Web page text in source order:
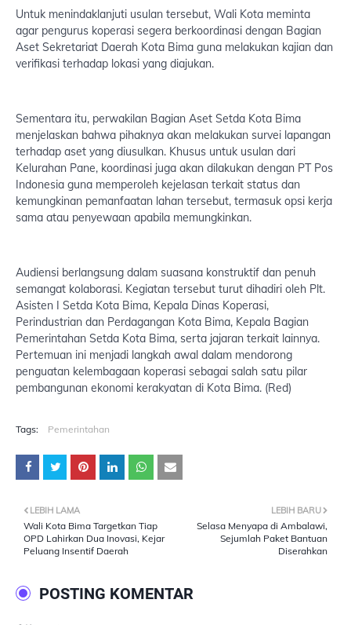
Untuk menindaklanjuti usulan tersebut, Wali Kota meminta
agar pengurus koperasi segera berkoordinasi dengan Bagian
Aset Sekretariat Daerah Kota Bima guna melakukan kajian dan
verifikasi terhadap lokasi yang diajukan.
Sementara itu, perwakilan Bagian Aset Setda Kota Bima
menjelaskan bahwa pihaknya akan melakukan survei lapangan
terhadap aset yang diusulkan. Khusus untuk usulan dari
Kelurahan Pane, koordinasi juga akan dilakukan dengan PT Pos
Indonesia guna memperoleh kejelasan terkait status dan
kemungkinan pemanfaatan lahan tersebut, termasuk opsi kerja
sama atau penyewaan apabila memungkinkan.
Audiensi berlangsung dalam suasana konstruktif dan penuh
semangat kolaborasi. Kegiatan tersebut turut dihadiri oleh Plt.
Asisten I Setda Kota Bima, Kepala Dinas Koperasi,
Perindustrian dan Perdagangan Kota Bima, Kepala Bagian
Pemerintahan Setda Kota Bima, serta jajaran terkait lainnya.
Pertemuan ini menjadi langkah awal dalam mendorong
penguatan kelembagaan koperasi sebagai salah satu pilar
pembangunan ekonomi kerakyatan di Kota Bima. (Red)
Tags: Pemerintahan
LEBIH BARU
Selasa Menyapa di Ambalawi,
Sejumlah Paket Bantuan
Diserahkan
LEBIH LAMA
Wali Kota Bima Targetkan Tiap
OPD Lahirkan Dua Inovasi, Kejar
Peluang Insentif Daerah
POSTING KOMENTAR